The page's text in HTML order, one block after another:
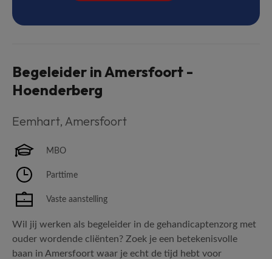
Begeleider in Amersfoort -
Hoenderberg
Eemhart, Amersfoort
MBO
Parttime
Vaste aanstelling
Wil jij werken als begeleider in de gehandicaptenzorg met
ouder wordende cliënten? Zoek je een betekenisvolle
baan in Amersfoort waar je echt de tijd hebt voor